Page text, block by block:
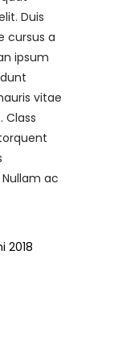
Duis
cursus a
ipsum
vitae
Class
ac
2018